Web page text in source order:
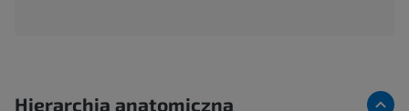
Hierarchia anatomiczna